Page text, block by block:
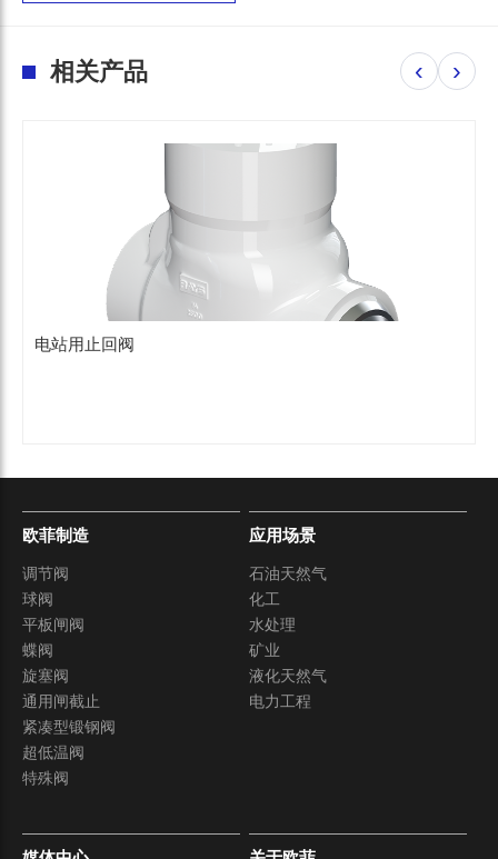
相关产品 ‹ ›
电站用止回阀
欧菲制造
调节阀
球阀
平板闸阀
蝶阀
旋塞阀
通用闸截止
紧凑型锻钢阀
超低温阀
特殊阀
应用场景
石油天然气
化工
水处理
矿业
液化天然气
电力工程